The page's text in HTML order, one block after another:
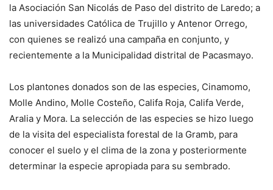
la Asociación San Nicolás de Paso del distrito de Laredo; a
las universidades Católica de Trujillo y Antenor Orrego,
con quienes se realizó una campaña en conjunto, y
recientemente a la Municipalidad distrital de Pacasmayo.
Los plantones donados son de las especies, Cinamomo,
Molle Andino, Molle Costeño, Califa Roja, Califa Verde,
Aralia y Mora. La selección de las especies se hizo luego
de la visita del especialista forestal de la Gramb, para
conocer el suelo y el clima de la zona y posteriormente
determinar la especie apropiada para su sembrado.